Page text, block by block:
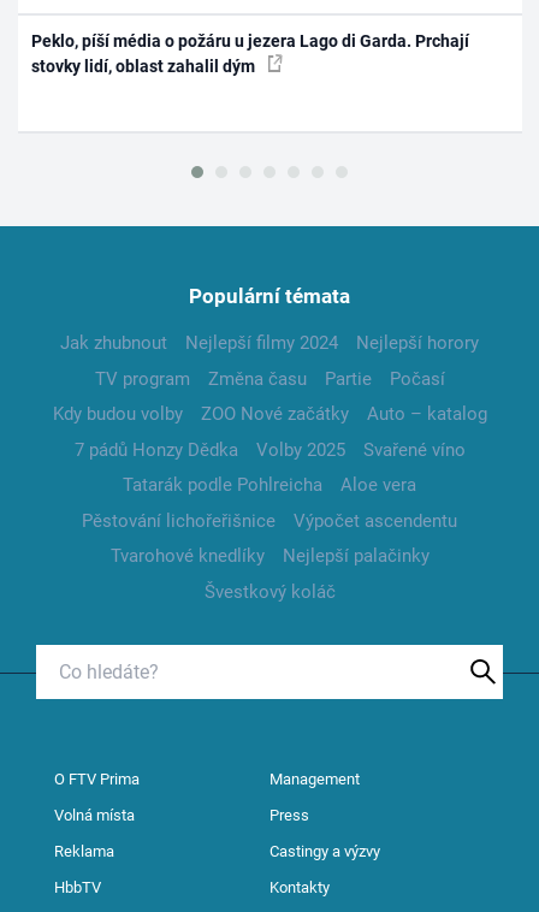
Peklo, píší média o požáru u jezera Lago di Garda. Prchají
stovky lidí, oblast zahalil dým
Populární témata
Jak zhubnout Nejlepší filmy 2024
Nejlepší horory
TV program
Změna času Partie
Počasí
Kdy budou volby
ZOO Nové začátky
Auto – katalog
7 pádů Honzy Dědka
Volby 2025
Svařené víno
Tatarák podle Pohlreicha
Aloe vera
Pěstování lichořeřišnice
Výpočet ascendentu
Tvarohové knedlíky
Nejlepší palačinky
Švestkový koláč
O FTV Prima Management
Volná místa Press
Reklama Castingy a výzvy
HbbTV Kontakty